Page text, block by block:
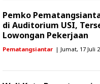
Pemko
di Auditorium USI,
Lowongan Pekerjaan
Pematangsiantar | Jumat, 17 Juli